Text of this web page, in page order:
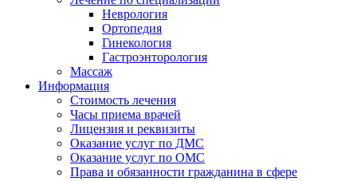
Неврология
Ортопедия
Гинекология
Гастроэнторология
Массаж
Информация
Стоимость лечения
Часы приема врачей
Лицензия и реквизиты
Оказание услуг по ДМС
Оказание услуг по ОМС
Права и обязанности гражданина в сфере